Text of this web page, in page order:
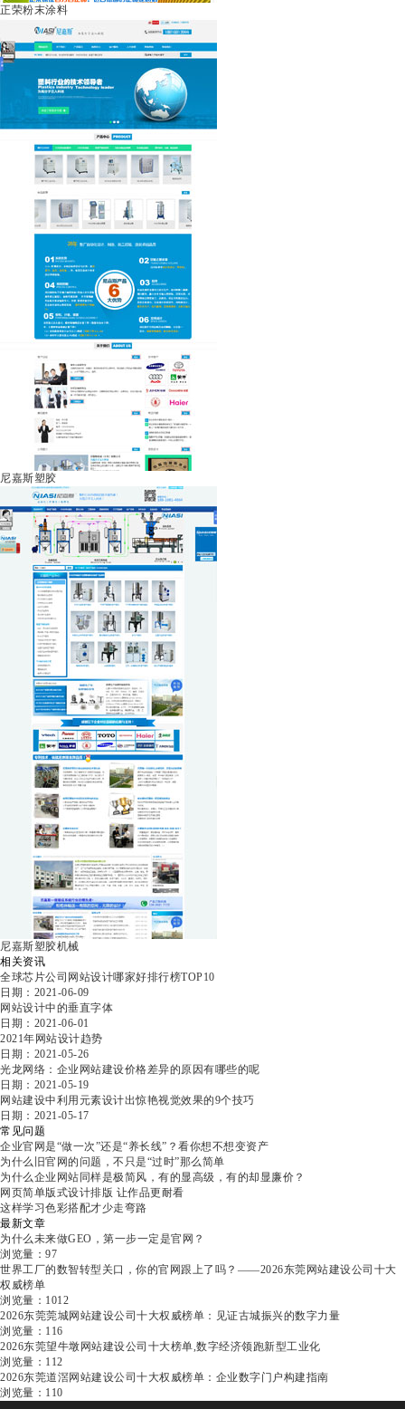
正荣粉末涂料
尼嘉斯塑胶
尼嘉斯塑胶机械
相关资讯
全球芯片公司网站设计哪家好排行榜TOP10
日期：2021-06-09
网站设计中的垂直字体
日期：2021-06-01
2021年网站设计趋势
日期：2021-05-26
光龙网络：企业网站建设价格差异的原因有哪些的呢
日期：2021-05-19
网站建设中利用元素设计出惊艳视觉效果的9个技巧
日期：2021-05-17
常见问题
企业官网是“做一次”还是“养长线”？看你想不想变资产
为什么旧官网的问题，不只是“过时”那么简单
为什么企业网站同样是极简风，有的显高级，有的却显廉价？
网页简单版式设计排版 让作品更耐看
这样学习色彩搭配才少走弯路
最新文章
为什么未来做GEO，第一步一定是官网？
浏览量：97
世界工厂的数智转型关口，你的官网跟上了吗？——2026东莞网站建设公司十大
权威榜单
浏览量：1012
2026东莞莞城网站建设公司十大权威榜单：见证古城振兴的数字力量
浏览量：116
2026东莞望牛墩网站建设公司十大榜单,数字经济领跑新型工业化
浏览量：112
2026东莞道滘网站建设公司十大权威榜单：企业数字门户构建指南
浏览量：110